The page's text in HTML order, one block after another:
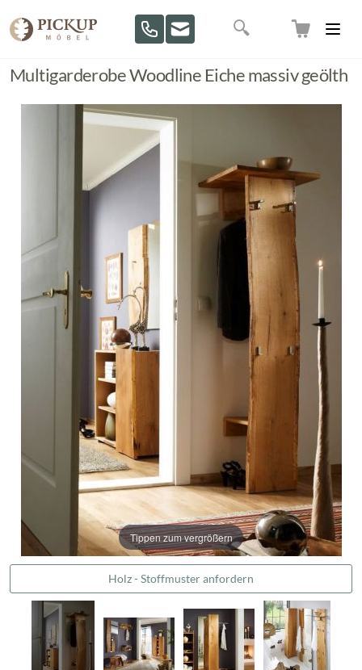
Suche
Multigarderobe Woodline Eiche massiv geölth
Tippen zum vergrößern
Holz - Stoffmuster anfordern